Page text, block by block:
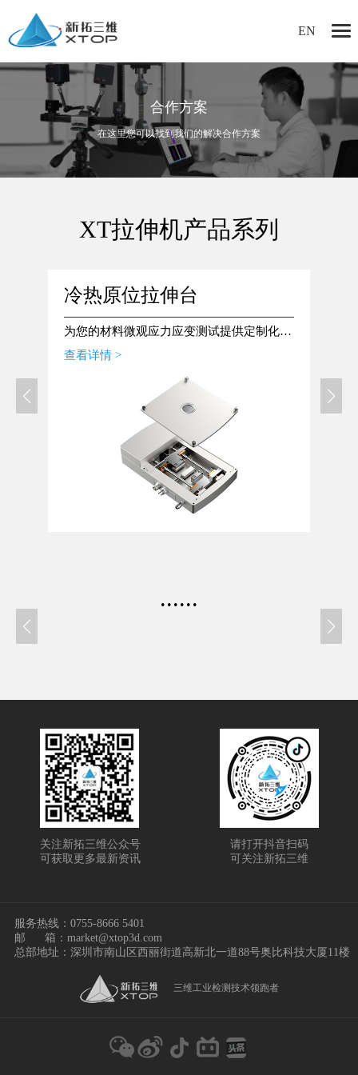
EN
合作方案
在这里您可以找到我们的解决合作方案
XT拉伸机产品系列
冷热原位拉伸台
为您的材料微观应力应变测试提供定制化的解决方案
查看详情 >
......
关注新拓三维公众号
可获取更多最新资讯
请打开抖音扫码
可关注新拓三维
三维工业检测技术领跑者
服务热线： 0755-8666 5401
邮
箱：market@xtop3d.com
总部地址：深圳市南山区西丽街道高新北一道88号奥比科技大厦11楼